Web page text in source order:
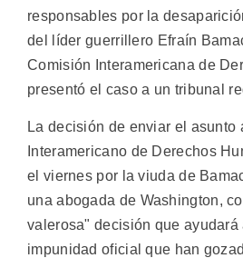
responsables por la
del líder guerrillero Efraín
Comisión Interamericana de
presentó el caso a un tribunal
La decisión de enviar el asunto
Interamericano de Derechos
el viernes por la viuda de
una abogada de Washington,
valerosa" decisión que ayudará
impunidad oficial que han